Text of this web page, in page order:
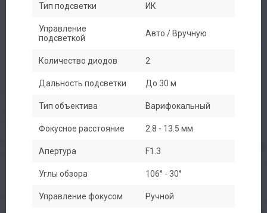
Тип подсветки ИК
Управление
подсветкой
Авто / Вручную
Количество диодов 2
Дальность подсветки До 30 м
Тип объектива Варифокальный
Фокусное расстояние 2.8 - 13.5 мм
Апертура F1.3
Углы обзора 106° - 30°
Управление фокусом Ручной